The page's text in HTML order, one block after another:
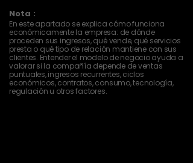
Nota :
En este apartado se explica cómo funciona
económicamente la empresa: de dónde
proceden sus ingresos, qué vende, qué servicios
presta o qué tipo de relación mantiene con sus
clientes. Entender el modelo de negocio ayuda a
valorar si la compañía depende de ventas
puntuales, ingresos recurrentes, ciclos
económicos, contratos, consumo, tecnología,
regulación u otros factores.